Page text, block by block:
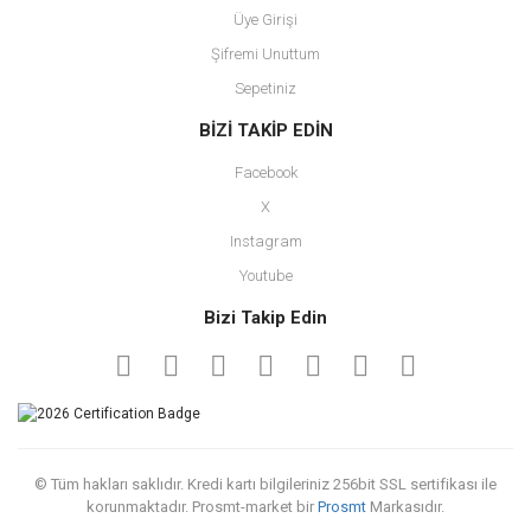
Üye Girişi
Şifremi Unuttum
Sepetiniz
BİZİ TAKİP EDİN
Facebook
X
Instagram
Youtube
Bizi Takip Edin
© Tüm hakları saklıdır. Kredi kartı bilgileriniz 256bit SSL sertifikası ile
korunmaktadır. Prosmt-market bir Prosmt Markasıdır.